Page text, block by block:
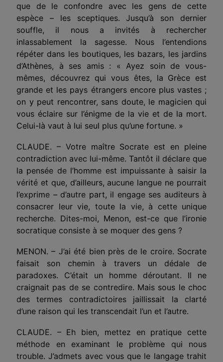
que de le confondre avec les gens de cette
espèce – les sceptiques. Jusqu’à son dernier
souffle, il nous a invités à rechercher
inlassablement la sagesse. Nous l’entendions
répéter dans les boutiques, les bazars, les jardins
d’Athènes, à ses amis : « Ayez soin de vous-
mêmes, découvrez qui vous êtes, la Grèce est
grande et les pays étrangers encore plus vastes ;
on y peut rencontrer, sans doute, le magicien qui
vous éclaire sur l’énigme de la vie et de la mort.
Celui-là vaut à lui seul plus qu’une fortune. »
CLAUDE. – Votre maître Socrate est en pleine
contradiction avec lui-même. Tantôt il déclare que
la pensée de l’homme est impuissante à saisir la
vérité et que, d’ailleurs, aucune langue ne pourrait
l’exprime – d’autre part, il engage ses auditeurs à
consacrer leur vie, toute la vie, à cette unique
recherche. Dites-moi, Menon, est-ce que l’ironie
socratique consiste à se moquer des gens ?
MENON. – J’ai été bien près de le croire. Socrate
faisait son chemin à travers un dédale de
paradoxes. C’était un homme déroutant. Il ne
craignait pas de se contredire. Mais sous le choc
des termes contradictoires jaillissait la clarté
d’une raison qui les transcendait l’un et l’autre.
CLAUDE. – Eh bien, mettez en pratique cette
méthode en examinant le problème qui nous
trouble. J’admets avec vous que le langage trahit